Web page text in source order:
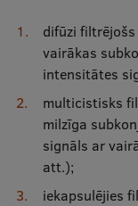
difūzi
vairākas
intensitātes
multicistisks
milzīga
signāls ar
att.);
iekapsulējies